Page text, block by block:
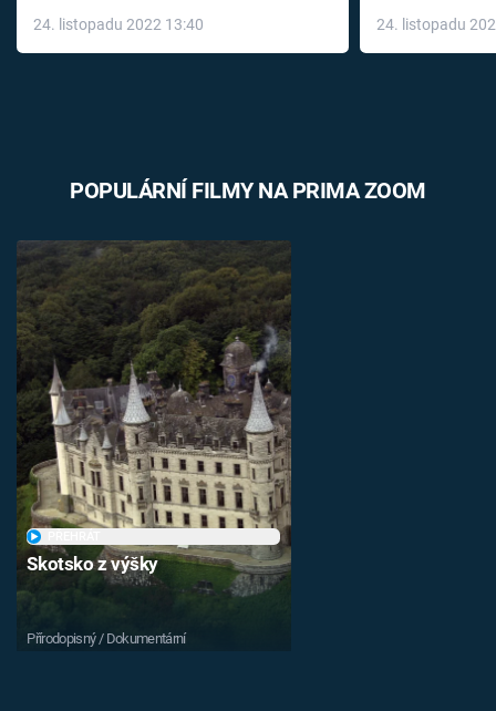
24. listopadu 2022 13:40
léky
24. listopadu
POPULÁRNÍ FILMY NA PRIMA ZOOM
Skotsko z výšky
Přírodopisný / Dokumentární